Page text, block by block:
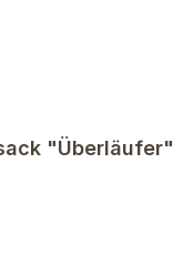
"Überläufer"